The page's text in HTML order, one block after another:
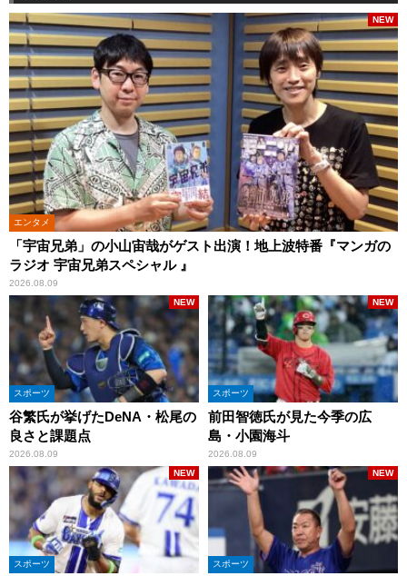
エンタメ
「宇宙兄弟」の小山宙哉がゲスト出演！地上波特番『マンガの
ラジオ 宇宙兄弟スペシャル 』
2026.08.09
NEW
スポーツ
谷繁氏が挙げたDeNA・松尾の
良さと課題点
2026.08.09
NEW
スポーツ
前田智徳氏が見た今季の広
島・小園海斗
2026.08.09
NEW
スポーツ
NEW
スポーツ
NEW